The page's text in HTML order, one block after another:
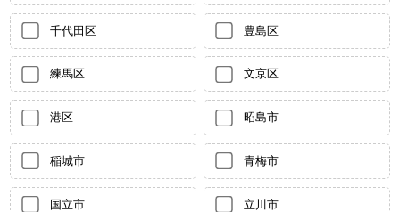
千代田区 豊島区
練馬区 文京区
港区 昭島市
稲城市 青梅市
国立市 立川市